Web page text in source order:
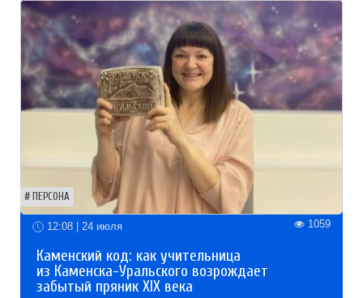
ПЕРСОНА
12:08 | 24 июля 1059
Каменский код: как учительница
из Каменска-Уральского возрождает
забытый пряник XIX века